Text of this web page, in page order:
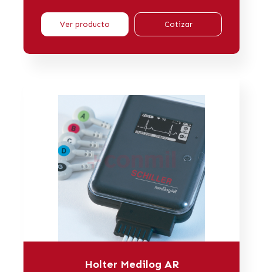
Ver producto Cotizar
Holter Medilog AR